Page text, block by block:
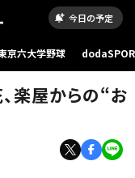
今日の予定
京六大学野球
楽屋からの“お